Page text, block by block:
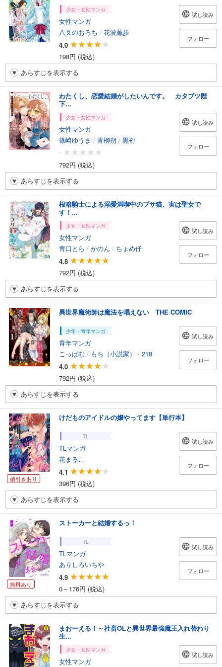
少女・女性マンガ
女性マンガ
八叉のおろち / 花波薫歩
4.0
198円 (税込)
試し読み
フォロー
あらすじを表示する
わたくし、恋愛結婚がしたいんです。 カタブツ陛
下...
少女・女性マンガ
女性マンガ
篠崎ゆうま / 青柳朔 / 黒裄
-
792円 (税込)
試し読み
フォロー
あらすじを表示する
根暗騎士による溺愛満喫中のブサ猫、実は聖女で
す！...
少女・女性マンガ
女性マンガ
靑口とら / かのん / ちょめ仔
4.8
792円 (税込)
試し読み
フォロー
あらすじを表示する
異世界魔術師は魔法を唱えない THE COMIC
少年・青年マンガ
青年マンガ
こっぱむ / もち（小説家） / 218
4.0
792円 (税込)
試し読み
フォロー
あらすじを表示する
値引きあり
けだものアイドルの嬢やってます【単行本】
TL
TLマンガ
花まるこ
4.1
396円 (税込)
試し読み
フォロー
あらすじを表示する
無料あり
ストーカーと結婚するっ！
TL
TLマンガ
ありしろいちや
4.9
0～176円 (税込)
試し読み
フォロー
あらすじを表示する
まおーえる！～社畜OLと異世界最強魔王入れ替わり
生...
少女・女性マンガ
女性マンガ
試し読み